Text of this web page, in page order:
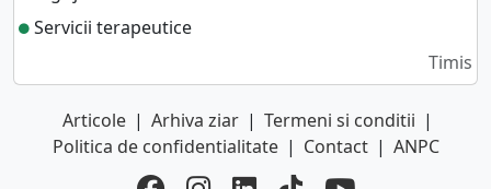
Servicii terapeutice
Timis
Articole | Arhiva ziar | Termeni si conditii |
Politica de confidentialitate | Contact | ANPC